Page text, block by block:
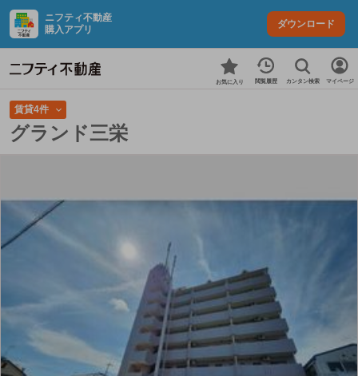
ニフティ不動産
購入アプリ
ダウンロード
お気に入り 閲覧履歴 カンタン検索 マイページ
賃貸4件
グランド三栄